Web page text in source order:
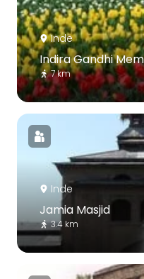
Inde
Indira Gandhi
7 km
Inde
Jamia Masjid
3.4 km